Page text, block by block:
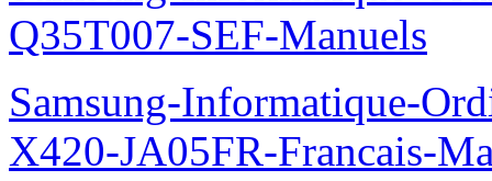
Q35T007-SEF-Manuels
Samsung-Informatique-
X420-JA05FR-Francais-